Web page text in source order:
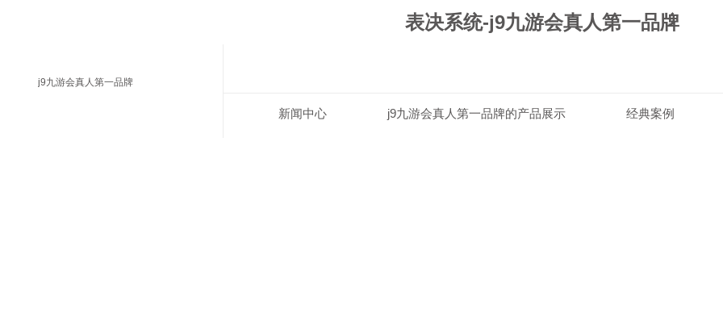
表决系统-j9九游会真人第一品牌
j9九游会真人第一品牌
经典案例
j9九游会真人第一品牌的产品展示
新闻中心